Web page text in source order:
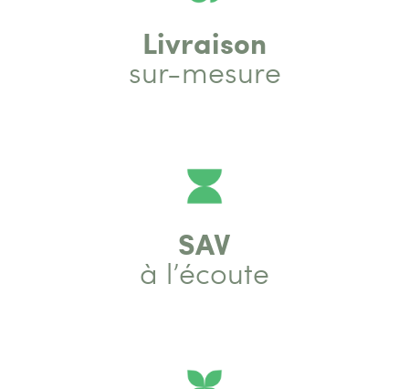
Livraison
sur-mesure
SAV
à l’écoute